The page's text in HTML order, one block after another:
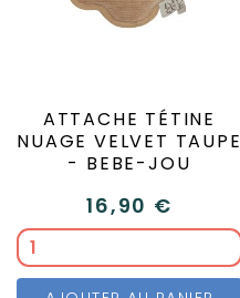
ATTACHE TÉTINE
NUAGE VELVET TAUPE
- BEBE-JOU
16,90 €